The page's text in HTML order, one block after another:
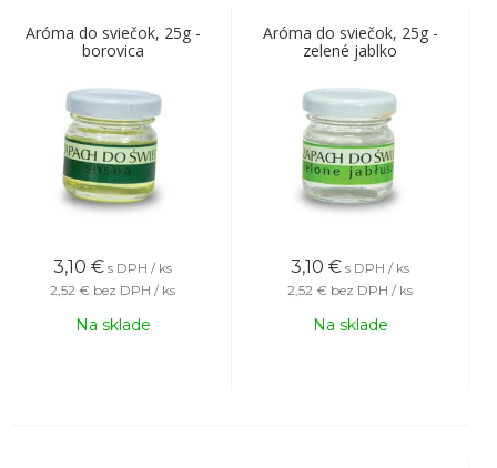
Aróma do sviečok, 25g -
borovica
3,10 € s DPH / ks
2,52 € bez DPH / ks
Na sklade
Aróma do sviečok, 25g -
zelené jablko
3,10 € s DPH / ks
2,52 € bez DPH / ks
Na sklade